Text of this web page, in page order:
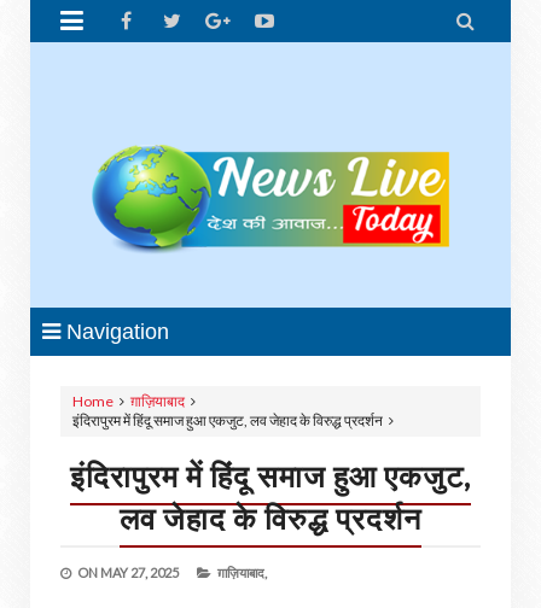
 
Navigation
Home
ग़ाज़ियाबाद
इंदिरापुरम में हिंदू समाज हुआ एकजुट, लव जेहाद के विरुद्ध प्रदर्शन
इंदिरापुरम में हिंदू समाज हुआ एकजुट,
लव जेहाद के विरुद्ध प्रदर्शन
ON MAY 27, 2025 ग़ाज़ियाबाद,